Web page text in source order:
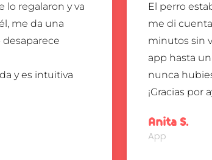
lo regalaron y va
me da una
y es intuitiva
El perro
me di
minutos sin
app hasta
nunca
¡Gracias por
Anita S.
App